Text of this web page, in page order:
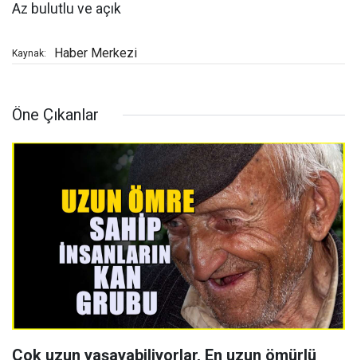
Az bulutlu ve açık
Kaynak: Haber Merkezi
Öne Çıkanlar
Çok uzun yaşayabiliyorlar, En uzun ömürlü